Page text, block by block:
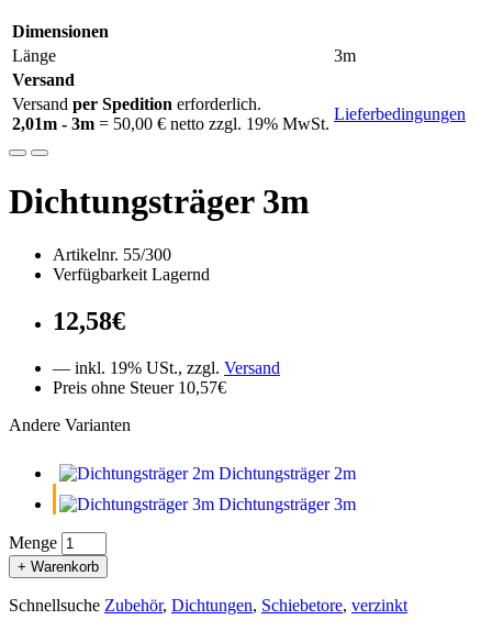
Dimensionen
Länge
3m
Versand
Versand per Spedition erforderlich.
2,01m - 3m = 50,00 € netto zzgl. 19% MwSt.
Lieferbedingungen
Dichtungsträger 3m
Artikelnr. 55/300
Verfügbarkeit Lagernd
12,58€
— inkl. 19% USt., zzgl. Versand
Preis ohne Steuer 10,57€
Andere Varianten
Dichtungsträger 2m
Dichtungsträger 3m
Menge
+ Warenkorb
Schnellsuche Zubehör, Dichtungen, Schiebetore, verzinkt